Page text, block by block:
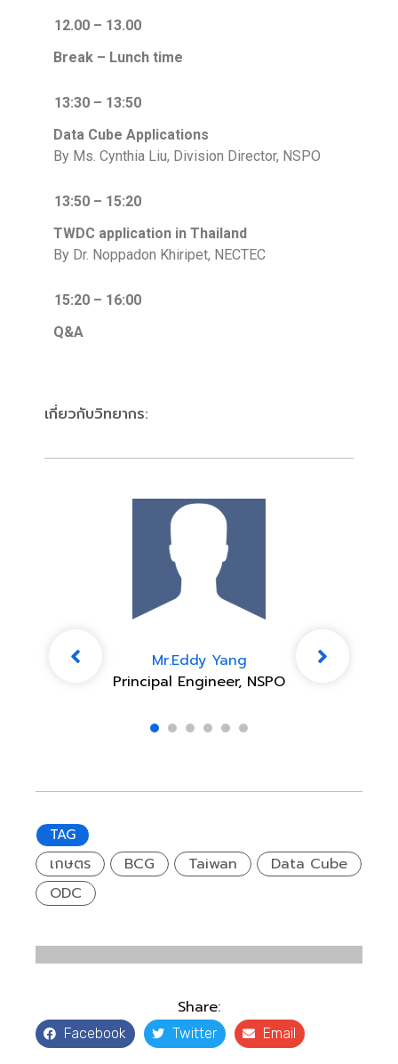
12.00 – 13.00
Break – Lunch time
13:30 – 13:50
Data Cube Applications
By Ms. Cynthia Liu, Division Director, NSPO
13:50 – 15:20
TWDC application in Thailand
By Dr. Noppadon Khiripet, NECTEC
15:20 – 16:00
Q&A
เกี่ยวกับวิทยากร:
Mr.Eddy Yang
Principal Engineer, NSPO
TAG
เกษตร BCG Taiwan
Data Cube
ODC
Share:
Facebook Twitter Email